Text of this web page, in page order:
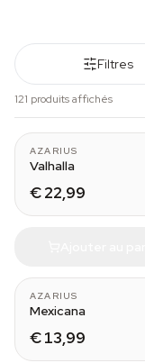
Filtres
121 produits affichés
AZARIUS
Valhalla
€ 22,99
AZARIUS
Mexicana
€ 13,99